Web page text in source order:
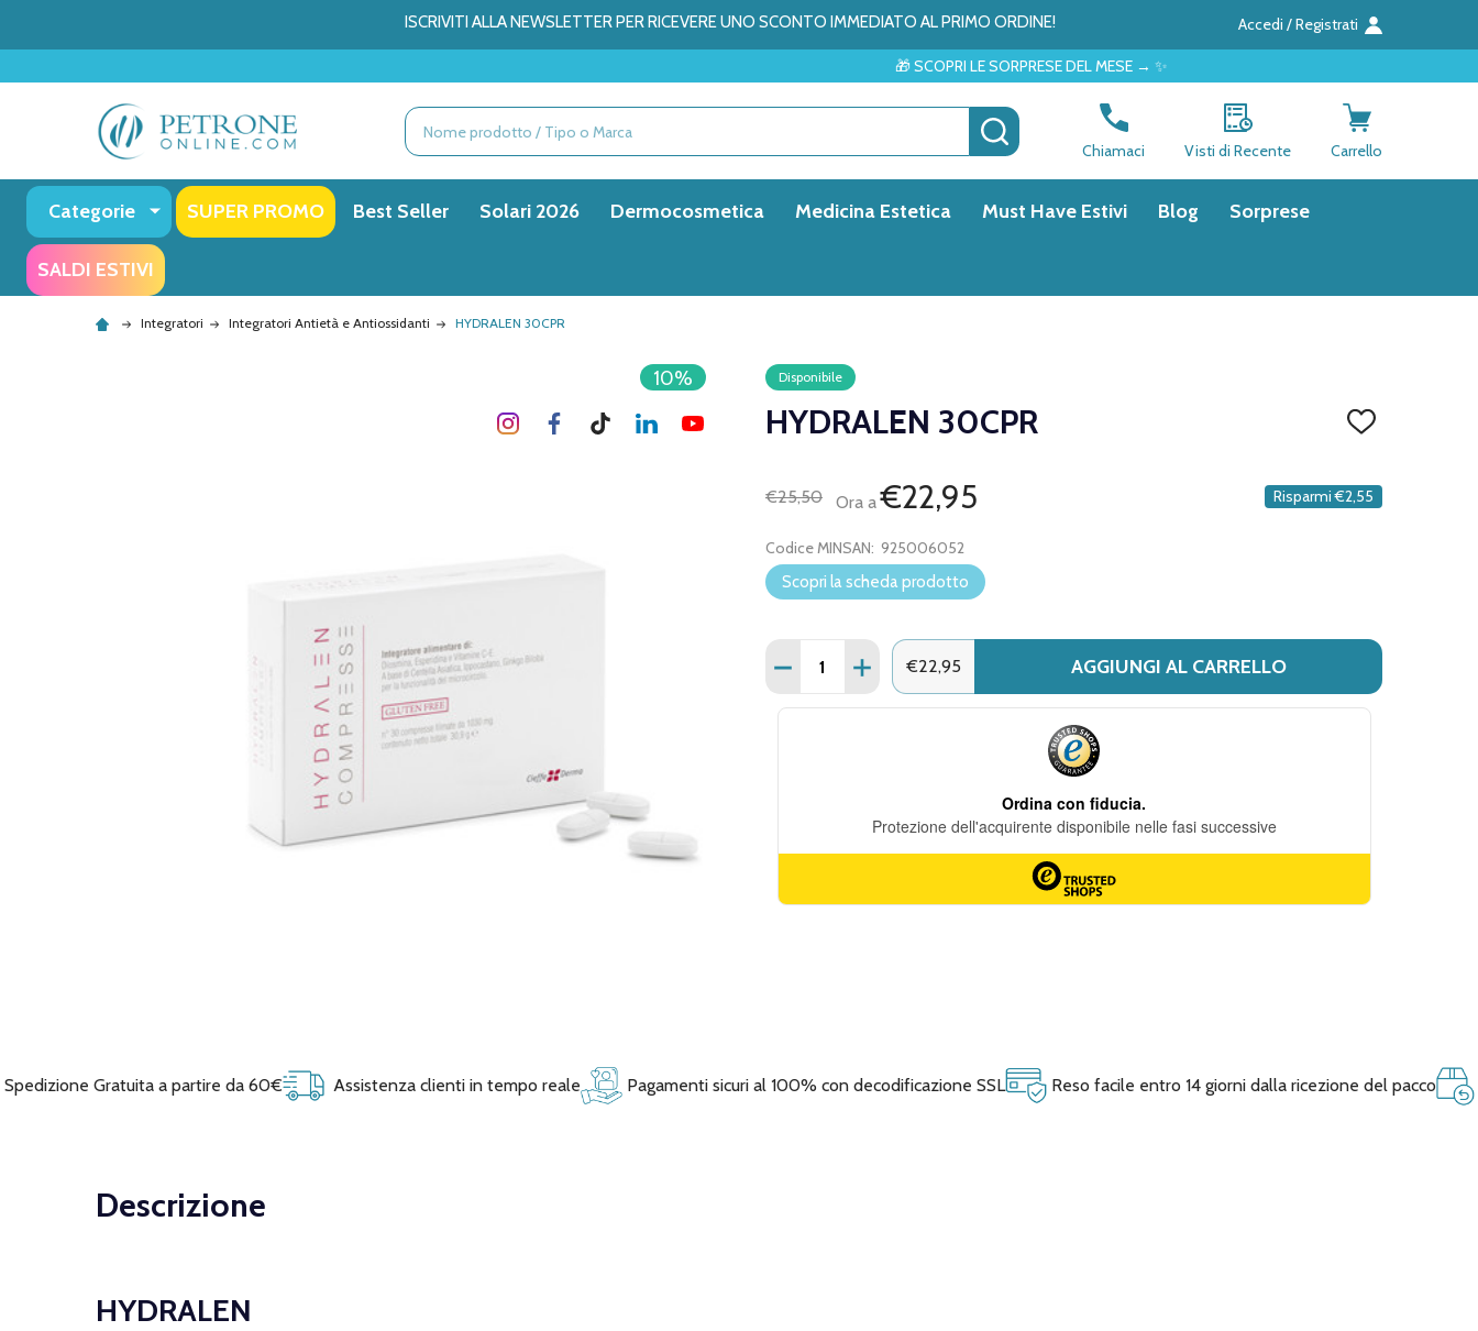
ISCRIVITI ALLA NEWSLETTER PER RICEVERE UNO SCONTO IMMEDIATO AL PRIMO ORDINE! Accedi / Registrati
🎁 SCOPRI LE SORPRESE DEL MESE → ✨
Ricerca CERCA
Chiamaci Visti di Recente Carrello
Categorie SUPER PROMO Best Seller Solari 2026 Dermocosmetica Medicina Estetica Must Have Estivi Blog Sorprese
SALDI ESTIVI
Integratori Integratori Antietà e Antiossidanti HYDRALEN 30CPR
Disponibile
HYDRALEN 30CPR
AGGIUNGI
DEI
DESIDERI
€25,50 Ora a€22,95 Risparmi €2,55
10%
Codice MINSAN: 925006052
Scopri la scheda prodotto
Quantità:
DIMINUISCI QUANTITÀ DI HYDRALEN 30CPR
AUMENTA QUANTITÀ DI HYDRALEN 30CPR
€22,95 AGGIUNGI AL CARRELLO
Spedizione Gratuita a partire da 60€ Assistenza clienti in tempo reale Pagamenti sicuri al 100% con decodificazione SSL Reso facile entro 14 giorni dalla ricezione del pacco
Descrizione
HYDRALEN